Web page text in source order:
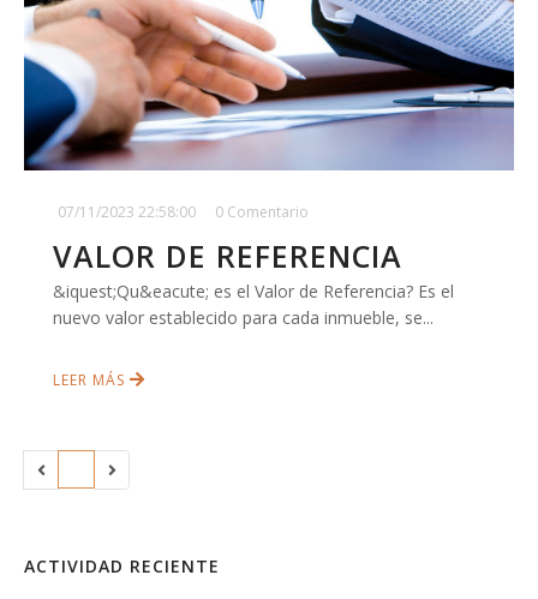
07/11/2023 22:58:00 0 Comentario
VALOR DE REFERENCIA
&iquest;Qu&eacute; es el Valor de Referencia? Es el
nuevo valor establecido para cada inmueble, se...
LEER MÁS
ACTIVIDAD RECIENTE